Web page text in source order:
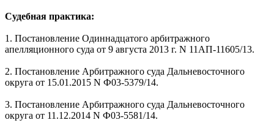
Судебная практика:
1. Постановление Одиннадцатого арбитражного
апелляционного суда от 9 августа 2013 г. N 11АП-11605/13.
2. Постановление Арбитражного суда Дальневосточного
округа от 15.01.2015 N Ф03-5379/14.
3. Постановление Арбитражного суда Дальневосточного
округа от 11.12.2014 N Ф03-5581/14.